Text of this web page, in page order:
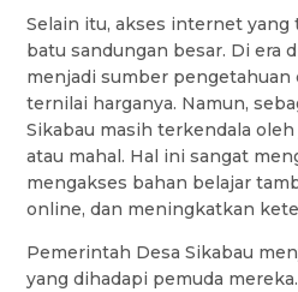
Selain itu, akses internet yang
batu sandungan besar. Di era
menjadi sumber pengetahuan
ternilai harganya. Namun,
Sikabau masih terkendala
atau mahal. Hal ini sangat
mengakses bahan belajar
online, dan meningkatkan
Pemerintah Desa Sikabau
yang dihadapi pemuda